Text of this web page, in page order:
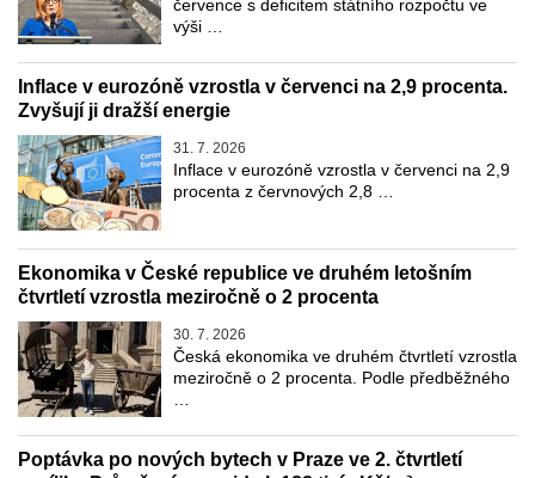
července s deficitem státního rozpočtu ve
výši …
Inflace v eurozóně vzrostla v červenci na 2,9 procenta.
Zvyšují ji dražší energie
31. 7. 2026
Inflace v eurozóně vzrostla v červenci na 2,9
procenta z červnových 2,8 …
Ekonomika v České republice ve druhém letošním
čtvrtletí vzrostla meziročně o 2 procenta
30. 7. 2026
Česká ekonomika ve druhém čtvrtletí vzrostla
meziročně o 2 procenta. Podle předběžného
Poptávka po nových bytech v Praze ve 2. čtvrtletí